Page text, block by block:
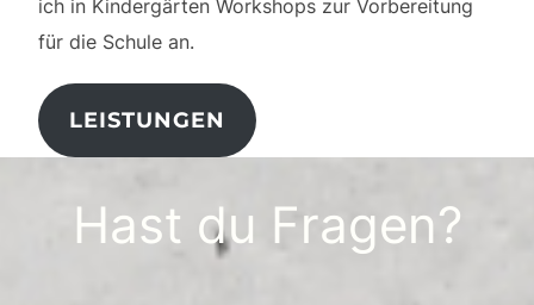
ich in Kindergärten Workshops zur Vorbereitung
für die Schule an.
LEISTUNGEN
Hast du Fragen?